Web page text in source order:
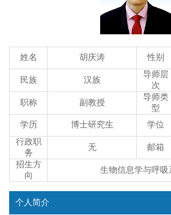
姓名 胡庆涛 性别
民族 汉族
导师层
次
职称 副教授
导师类
型
学历 博士研究生
学位
行政职
务
无 邮箱
招生方
向
生物信息学与呼吸
个人简介